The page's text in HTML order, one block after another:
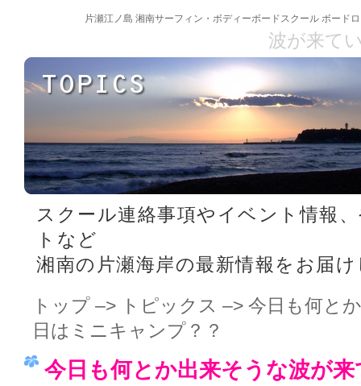
片瀬江ノ島 湘南サーフィン・ボディーボードスクール ボード
波が来て
スクール連絡事項やイベント情報
トなど
湘南の片瀬海岸の最新情報をお届
トップ –> トピックス –> 今日も何と
日はミニキャンプ？？
今日も何とか出来そうな波が